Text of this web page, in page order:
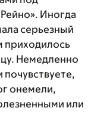
Иногда
серьезный
приходилось
Немедленно
онемели,
или